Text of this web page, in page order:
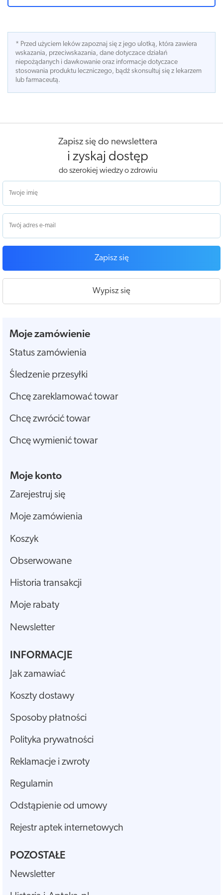
* Przed użyciem leków zapoznaj się z jego ulotką, która zawiera
wskazania, przeciwskazania, dane dotyczace działań
niepożądanych i dawkowanie oraz informacje dotyczace
stosowania produktu leczniczego, bądź skonsultuj się z lekarzem
lub farmaceutą.
Zapisz się do newslettera
i zyskaj dostęp
do szerokiej wiedzy o zdrowiu
Zapisz się
Wypisz się
Moje zamówienie
Status zamówienia
Śledzenie przesyłki
Chcę zareklamować towar
Chcę zwrócić towar
Chcę wymienić towar
Moje konto
Zarejestruj się
Moje zamówienia
Koszyk
Obserwowane
Historia transakcji
Moje rabaty
Newsletter
INFORMACJE
Jak zamawiać
Koszty dostawy
Sposoby płatności
Polityka prywatności
Reklamacje i zwroty
Regulamin
Odstąpienie od umowy
Rejestr aptek internetowych
POZOSTAŁE
Newsletter